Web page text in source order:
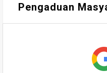
Pengaduan